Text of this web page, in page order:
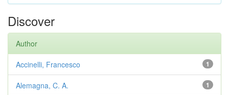
Discover
Author
1
Accinelli, Francesco
1
Alemagna, C. A.